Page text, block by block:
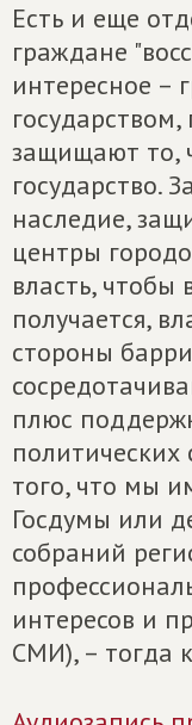
Есть и еще
граждане
интересное –
защищают то,
государство.
наследие,
центры
власть, чтобы
получается,
стороны
плюс
того, что мы
Госдумы или
собраний
интересов и
СМИ), – тогда